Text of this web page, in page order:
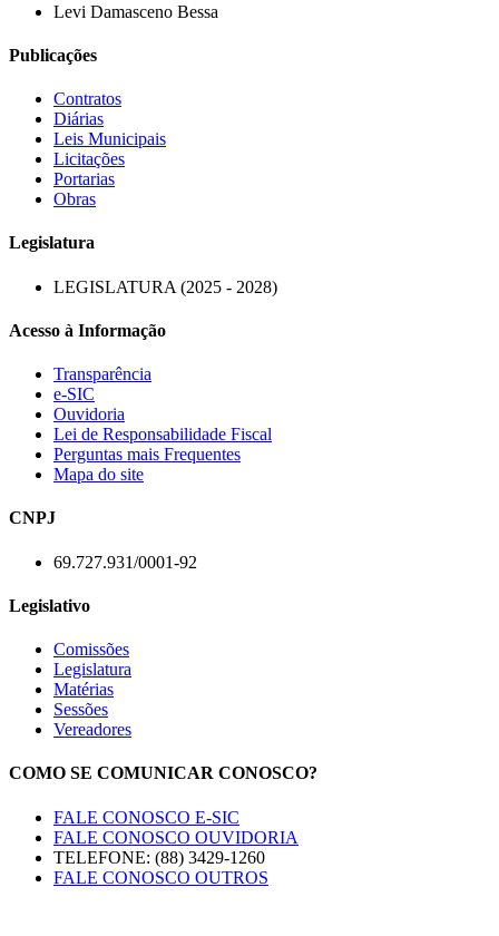
Levi Damasceno Bessa
Publicações
Contratos
Diárias
Leis Municipais
Licitações
Portarias
Obras
Legislatura
LEGISLATURA (2025 - 2028)
Acesso à Informação
Transparência
e-SIC
Ouvidoria
Lei de Responsabilidade Fiscal
Perguntas mais Frequentes
Mapa do site
CNPJ
69.727.931/0001-92
Legislativo
Comissões
Legislatura
Matérias
Sessões
Vereadores
COMO SE COMUNICAR CONOSCO?
FALE CONOSCO E-SIC
FALE CONOSCO OUVIDORIA
TELEFONE: (88) 3429-1260
FALE CONOSCO OUTROS